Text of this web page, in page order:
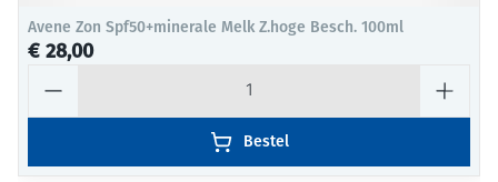
Avene Zon Spf50+minerale Melk Z.hoge Besch. 100ml
€ 28,00
Bestel